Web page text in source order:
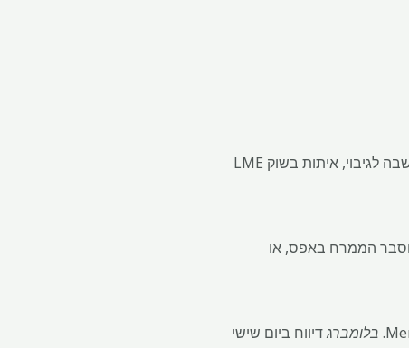
התפשטות מאלומיניום מרכזית שהייתה במוקד ההתערבות האחרונה של חילופי המתכת בלונדון שנחשבה לגיבוי, איתות בשוק LME
במהלכם הוסבר הממרח באפס, או
בלומברגדיווח ביום שישי